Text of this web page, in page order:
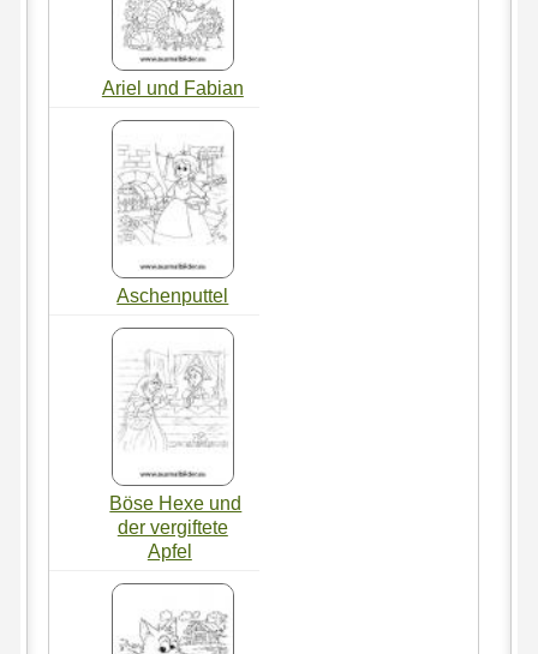
Ariel und Fabian
Aschenputtel
Böse Hexe und
der vergiftete
Apfel